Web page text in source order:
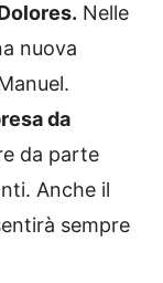
Nelle
nuova
da
da parte
Anche il
sempre